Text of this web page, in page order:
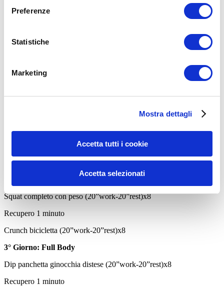
Preferenze
Statistiche
Marketing
Mostra dettagli
Accetta tutti i cookie
Accetta selezionati
Recupero 1 minuto
Recupero 1 minuto
Recupero 1 minuto
Frog squat jump (20”work-20”rest)x8
Trazioni verticali in sospensione (20”work-20”rest)x8
Squat completo con peso (20”work-20”rest)x8
Recupero 1 minuto
Crunch bicicletta (20”work-20”rest)x8
3° Giorno: Full Body
Dip panchetta ginocchia distese (20”work-20”rest)x8
Recupero 1 minuto